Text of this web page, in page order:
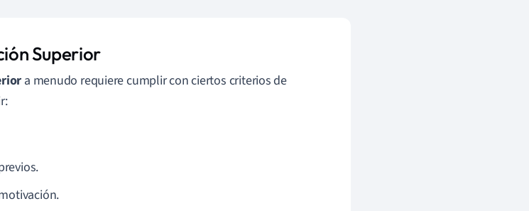
Superior
a menudo requiere cumplir con ciertos criterios de